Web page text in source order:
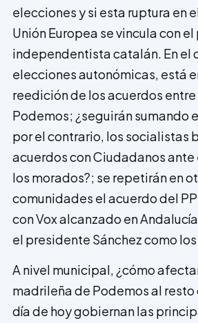
elecciones y si esta ruptura en
Unión Europea se vincula con
independentista catalán. En el
elecciones autonómicas, está
reedición de los acuerdos entre
Podemos; ¿seguirán sumando
por el contrario, los socialistas
acuerdos con Ciudadanos ante
los morados?; se repetirán en
comunidades el acuerdo del
con Vox alcanzado en
el presidente Sánchez como los
A nivel municipal, ¿cómo
madrileña de Podemos al resto
día de hoy gobiernan las